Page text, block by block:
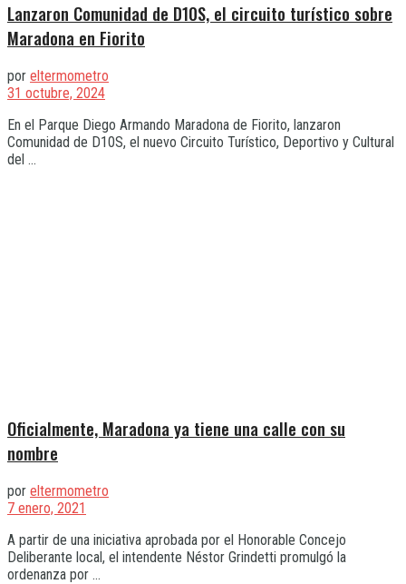
Lanzaron Comunidad de D10S, el circuito turístico sobre
Maradona en Fiorito
por eltermometro
31 octubre, 2024
En el Parque Diego Armando Maradona de Fiorito, lanzaron
Comunidad de D10S, el nuevo Circuito Turístico, Deportivo y Cultural
del ...
Oficialmente, Maradona ya tiene una calle con su
nombre
por eltermometro
7 enero, 2021
A partir de una iniciativa aprobada por el Honorable Concejo
Deliberante local, el intendente Néstor Grindetti promulgó la
ordenanza por ...